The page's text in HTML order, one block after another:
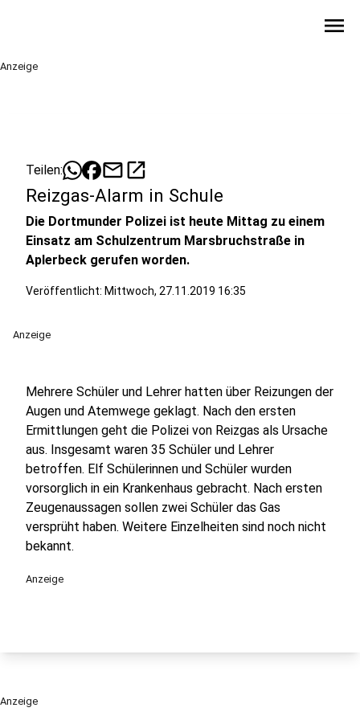
menu
Anzeige
Teilen: mailopen_in_new
Reizgas-Alarm in Schule
Die Dortmunder Polizei ist heute Mittag zu einem
Einsatz am Schulzentrum Marsbruchstraße in
Aplerbeck gerufen worden.
Veröffentlicht: Mittwoch, 27.11.2019 16:35
Anzeige
Mehrere Schüler und Lehrer hatten über Reizungen der
Augen und Atemwege geklagt. Nach den ersten
Ermittlungen geht die Polizei von Reizgas als Ursache
aus. Insgesamt waren 35 Schüler und Lehrer
betroffen. Elf Schülerinnen und Schüler wurden
vorsorglich in ein Krankenhaus gebracht. Nach ersten
Zeugenaussagen sollen zwei Schüler das Gas
versprüht haben. Weitere Einzelheiten sind noch nicht
bekannt.
Anzeige
Anzeige